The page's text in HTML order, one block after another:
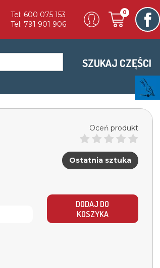
Tel: 600 075 153
Tel: 791 901 906
0
SZUKAJ CZĘŚCI
Oceń produkt
Ostatnia sztuka
DODAJ DO
KOSZYKA